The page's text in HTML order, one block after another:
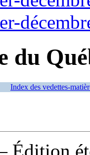
du
Index des vedettes-
Édition